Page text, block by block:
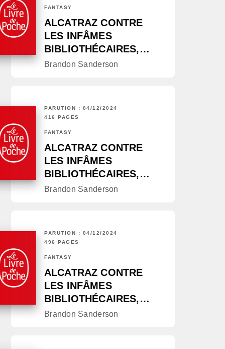
FANTASY
ALCATRAZ CONTRE
LES INFÂMES
BIBLIOTHÉCAIRES,…
Brandon Sanderson
PARUTION : 04/12/2024
416 PAGES
FANTASY
ALCATRAZ CONTRE
LES INFÂMES
BIBLIOTHÉCAIRES,…
Brandon Sanderson
PARUTION : 04/12/2024
496 PAGES
FANTASY
ALCATRAZ CONTRE
LES INFÂMES
BIBLIOTHÉCAIRES,…
Brandon Sanderson